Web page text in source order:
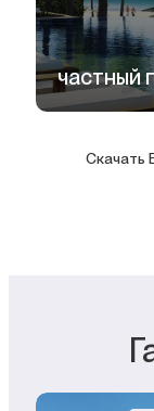
частный
Скачать